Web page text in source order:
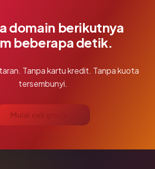
domain berikutnya
beberapa detik.
Tanpa kartu kredit. Tanpa kuota
tersembunyi.
Mulai cek gratis →